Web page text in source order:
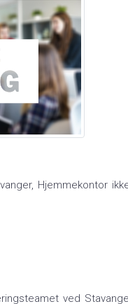
Hjemmekontor
ved